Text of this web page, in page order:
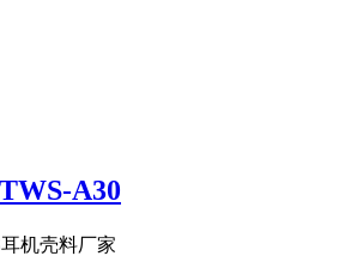
A30
机壳料厂家